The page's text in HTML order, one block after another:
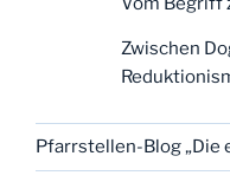
Zwischen
Pfarrstellen-Blog „Die